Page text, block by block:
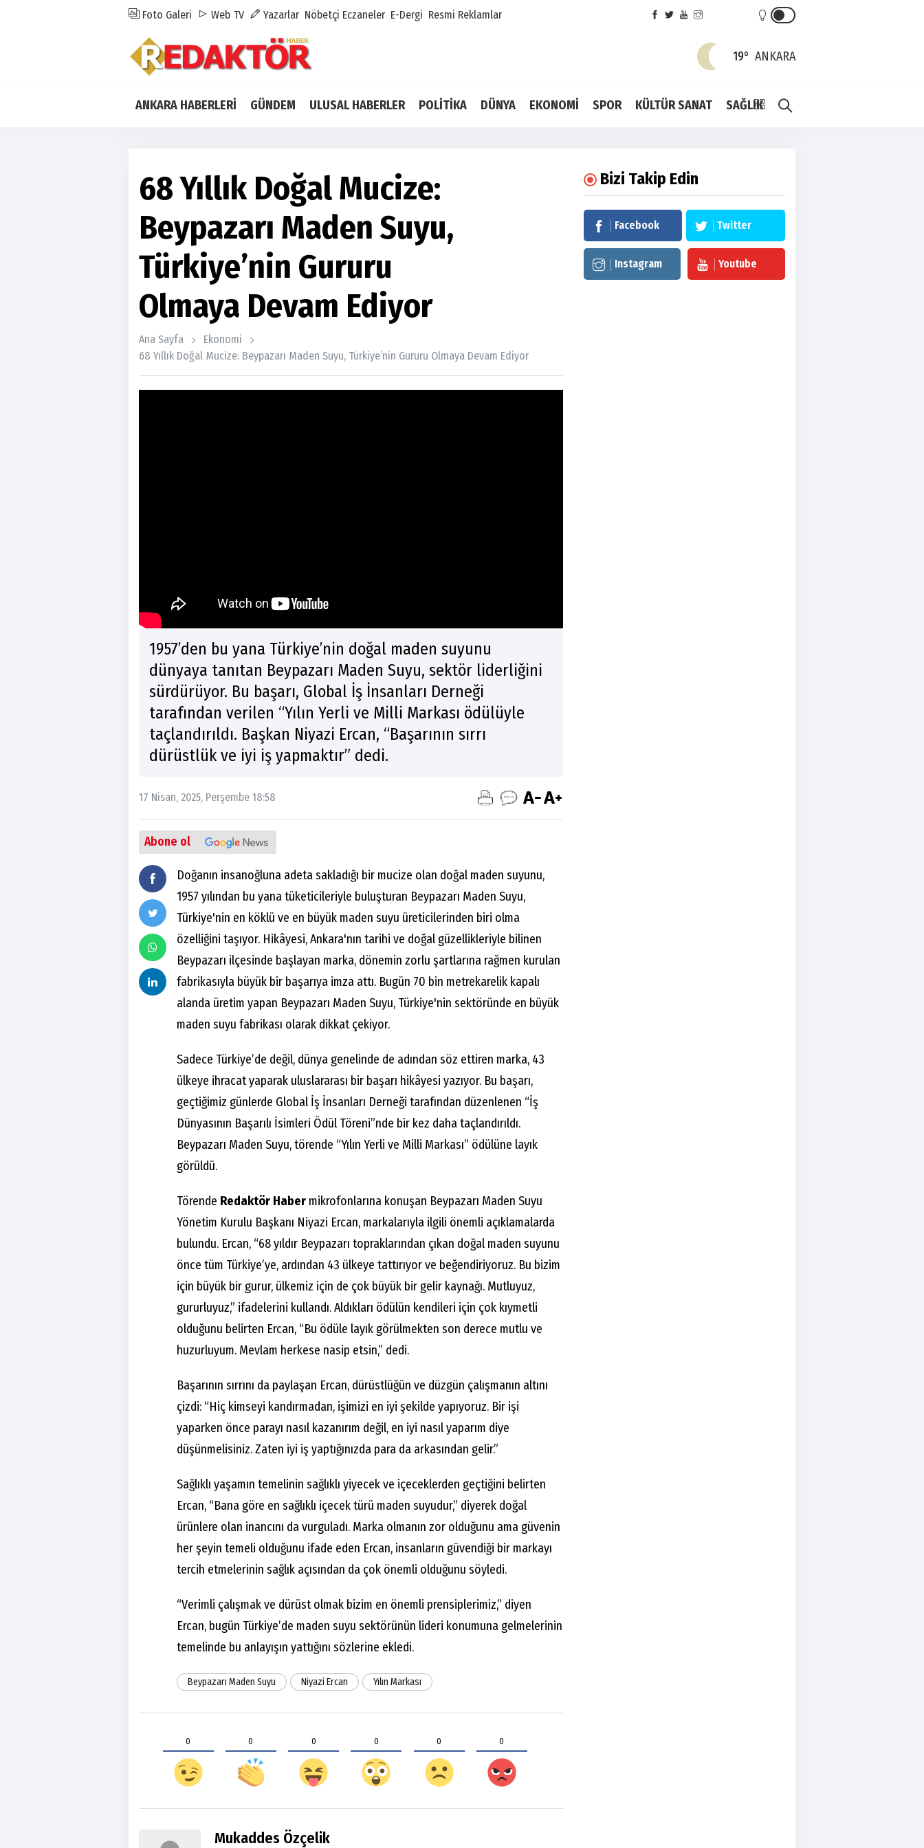
Foto Galeri Web TV Yazarlar Nöbetçi Eczaneler E-Dergi Resmi Reklamlar
19° ANKARA
ANKARA HABERLERİ GÜNDEM ULUSAL HABERLER POLİTİKA DÜNYA EKONOMİ SPOR KÜLTÜR SANAT SAĞLIK
68 Yıllık Doğal Mucize:
Beypazarı Maden Suyu,
Türkiye’nin Gururu
Olmaya Devam Ediyor
Ana Sayfa
Ekonomi
68 Yıllık Doğal Mucize: Beypazarı Maden Suyu, Türkiye’nin Gururu Olmaya Devam Ediyor
1957’den bu yana Türkiye’nin doğal maden suyunu
dünyaya tanıtan Beypazarı Maden Suyu, sektör liderliğini
sürdürüyor. Bu başarı, Global İş İnsanları Derneği
tarafından verilen “Yılın Yerli ve Milli Markası ödülüyle
taçlandırıldı. Başkan Niyazi Ercan, “Başarının sırrı
dürüstlük ve iyi iş yapmaktır” dedi.
17 Nisan, 2025, Perşembe 18:58
Abone ol
Doğanın insanoğluna adeta sakladığı bir mucize olan doğal maden suyunu,
1957 yılından bu yana tüketicileriyle buluşturan Beypazarı Maden Suyu,
Türkiye'nin en köklü ve en büyük maden suyu üreticilerinden biri olma
özelliğini taşıyor. Hikâyesi, Ankara'nın tarihi ve doğal güzellikleriyle bilinen
Beypazarı ilçesinde başlayan marka, dönemin zorlu şartlarına rağmen kurulan
fabrikasıyla büyük bir başarıya imza attı. Bugün 70 bin metrekarelik kapalı
alanda üretim yapan Beypazarı Maden Suyu, Türkiye'nin sektöründe en büyük
maden suyu fabrikası olarak dikkat çekiyor.
Sadece Türkiye’de değil, dünya genelinde de adından söz ettiren marka, 43
ülkeye ihracat yaparak uluslararası bir başarı hikâyesi yazıyor. Bu başarı,
geçtiğimiz günlerde Global İş İnsanları Derneği tarafından düzenlenen “İş
Dünyasının Başarılı İsimleri Ödül Töreni”nde bir kez daha taçlandırıldı.
Beypazarı Maden Suyu, törende “Yılın Yerli ve Milli Markası” ödülüne layık
görüldü.
Törende Redaktör Haber mikrofonlarına konuşan Beypazarı Maden Suyu
Yönetim Kurulu Başkanı Niyazi Ercan, markalarıyla ilgili önemli açıklamalarda
bulundu. Ercan, “68 yıldır Beypazarı topraklarından çıkan doğal maden suyunu
önce tüm Türkiye’ye, ardından 43 ülkeye tattırıyor ve beğendiriyoruz. Bu bizim
için büyük bir gurur, ülkemiz için de çok büyük bir gelir kaynağı. Mutluyuz,
gururluyuz,” ifadelerini kullandı. Aldıkları ödülün kendileri için çok kıymetli
olduğunu belirten Ercan, “Bu ödüle layık görülmekten son derece mutlu ve
huzurluyum. Mevlam herkese nasip etsin,” dedi.
Başarının sırrını da paylaşan Ercan, dürüstlüğün ve düzgün çalışmanın altını
çizdi: “Hiç kimseyi kandırmadan, işimizi en iyi şekilde yapıyoruz. Bir işi
yaparken önce parayı nasıl kazanırım değil, en iyi nasıl yaparım diye
düşünmelisiniz. Zaten iyi iş yaptığınızda para da arkasından gelir.”
Sağlıklı yaşamın temelinin sağlıklı yiyecek ve içeceklerden geçtiğini belirten
Ercan, “Bana göre en sağlıklı içecek türü maden suyudur,” diyerek doğal
ürünlere olan inancını da vurguladı. Marka olmanın zor olduğunu ama güvenin
her şeyin temeli olduğunu ifade eden Ercan, insanların güvendiği bir markayı
tercih etmelerinin sağlık açısından da çok önemli olduğunu söyledi.
“Verimli çalışmak ve dürüst olmak bizim en önemli prensiplerimiz,” diyen
Ercan, bugün Türkiye’de maden suyu sektörünün lideri konumuna gelmelerinin
temelinde bu anlayışın yattığını sözlerine ekledi.
Beypazarı Maden Suyu Niyazi Ercan Yılın Markası
0 0 0 0 0 0
Mukaddes Özçelik
Bizi Takip Edin
Facebook Twitter
Instagram Youtube